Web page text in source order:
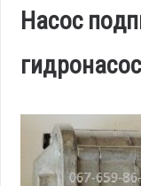
Насос